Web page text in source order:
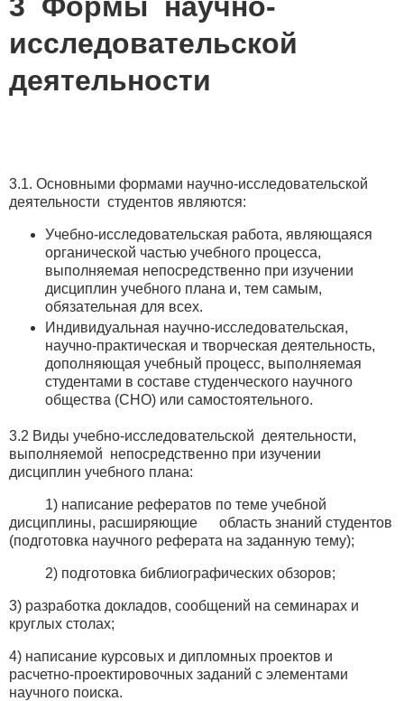
3 Формы научно-
исследовательской
деятельности
3.1. Основными формами научно-исследовательской
деятельности студентов являются:
Учебно-исследовательская работа, являющаяся
органической частью учебного процесса,
выполняемая непосредственно при изучении
дисциплин учебного плана и, тем самым,
обязательная для всех.
Индивидуальная научно-исследовательская,
научно-практическая и творческая деятельность,
дополняющая учебный процесс, выполняемая
студентами в составе студенческого научного
общества (СНО) или самостоятельного.
3.2 Виды учебно-исследовательской деятельности,
выполняемой непосредственно при изучении
дисциплин учебного плана:
1) написание рефератов по теме учебной
дисциплины, расширяющие область знаний студентов
(подготовка научного реферата на заданную тему);
2) подготовка библиографических обзоров;
3) разработка докладов, сообщений на семинарах и
круглых столах;
4) написание курсовых и дипломных проектов и
расчетно-проектировочных заданий с элементами
научного поиска.